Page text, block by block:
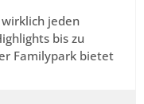
jeden
bis zu
Familypark bietet